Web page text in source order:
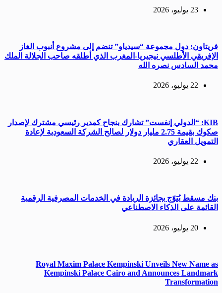
23 يوليو، 2026
فريتاون: دول مجموعة “سيدياو” تنضم إلى مشروع أنبوب الغاز
الإفريقي الأطلسي نيجيريا-المغرب الذي أطلقه صاحب الجلالة الملك
محمد السادس نصره الله
22 يوليو، 2026
KIB: “الدولي إنفست” تشارك بنجاح كمدير رئيسي مشترك لإصدار
صكوك بقيمة 2.75 مليار دولار لصالح الشركة السعودية لإعادة
التمويل العقاري
22 يوليو، 2026
بنك مسقط يُتوّج بجائزة الريادة في الخدمات المصرفية الرقمية
القائمة على الذكاء الاصطناعي
20 يوليو، 2026
Royal Maxim Palace Kempinski Unveils New Name as
Kempinski Palace Cairo and Announces Landmark
Transformation